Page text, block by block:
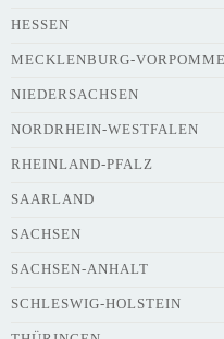
HESSEN
MECKLENBURG-
NIEDERSACHSEN
NORDRHEIN-WESTFALEN
RHEINLAND-PFALZ
SAARLAND
SACHSEN
SACHSEN-ANHALT
SCHLESWIG-HOLSTEIN